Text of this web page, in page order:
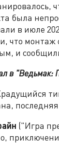
была
в июле
что монтаж
и
в "Ведьмак:
("Игра